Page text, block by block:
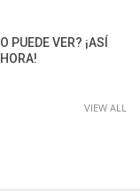
PUEDE VER? ¡ASÍ
VIEW ALL